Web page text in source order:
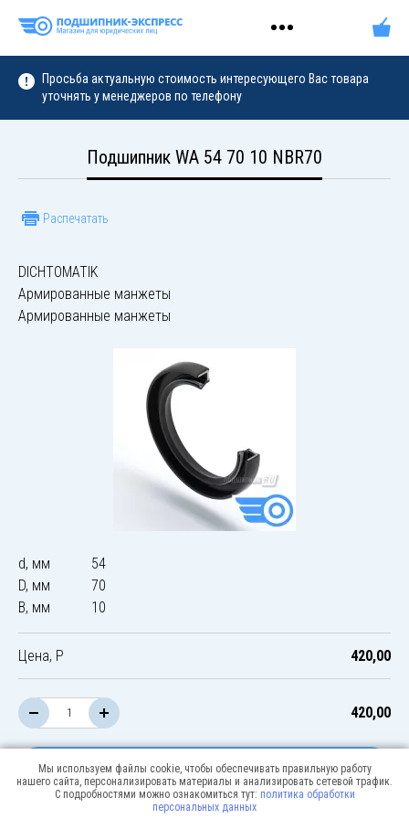
Просьба актуальную стоимость интересующего Вас товара
уточнять у менеджеров по телефону
Подшипник WA 54 70 10 NBR70
Распечатать
DICHTOMATIK
Армированные манжеты
Армированные манжеты
d, мм
54
D, мм
70
B, мм
10
Цена, Р 420,00
420,00
В корзину
Мы используем файлы cookie, чтобы обеспечивать правильную работу
нашего сайта, персонализировать материалы и анализировать сетевой трафик.
С подробностями можно ознакомиться тут: политика обработки
персональных данных